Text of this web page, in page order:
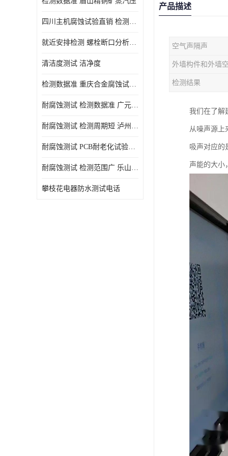
四川主机腐蚀试验直销 检测数据准
就近安排检测 螺栓断口分析公司 断裂失效分析
清洁度测试 洁净度
检测数据准 重庆合金腐蚀试验厂商
耐腐蚀测试 检测数据准 广元家电腐蚀试验
耐腐蚀测试 检测周期短 泸州仪器仪表盐雾试验
耐腐蚀测试 PCB耐老化试验供应 就近安排检测
耐腐蚀测试 检测范围广 乐山腐蚀试验供应
攀枝花电器防水测试电话
产品描述
空气声隔声
检测结果
我们在了解
从噪声源上
吸声对应的
声能的大小